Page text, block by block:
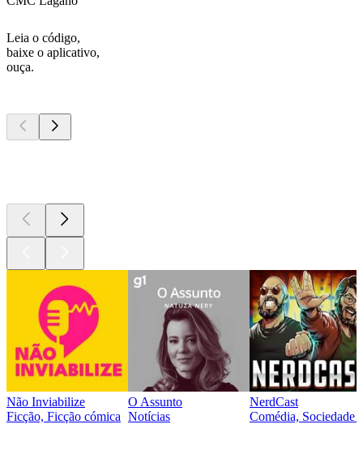
Leia o código,
baixe o aplicativo,
ouça.
Não Inviabilize
Ficção, Ficção cómica
O Assunto
Notícias
NerdCast
Comédia, Sociedade